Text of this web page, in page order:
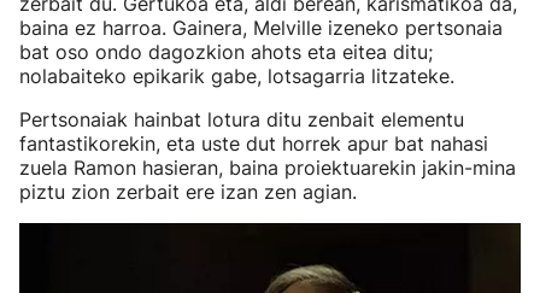
baina ez harroa. Gainera, Melville izeneko pertsonaia
bat oso ondo dagozkion ahots eta eitea ditu;
nolabaiteko epikarik gabe, lotsagarria litzateke.
Pertsonaiak hainbat lotura ditu zenbait elementu
fantastikorekin, eta uste dut horrek apur bat nahasi
zuela Ramon hasieran, baina proiektuarekin jakin-mina
piztu zion zerbait ere izan zen agian.